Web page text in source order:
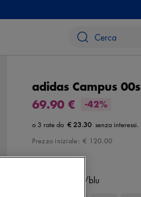
adidas Campus 00s
69.90 €
-42%
€ 23.30
Prezzo iniziale: € 120.00
bianco/blu